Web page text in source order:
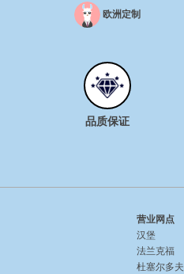
欧洲定制
品质保证
营业网点
汉堡
法兰克福
杜塞尔多夫